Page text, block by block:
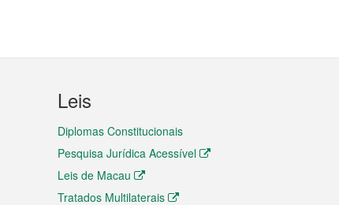
Leis
Diplomas Constitucionais
Pesquisa Jurídica Acessível
Leis de Macau
Tratados Multilaterais